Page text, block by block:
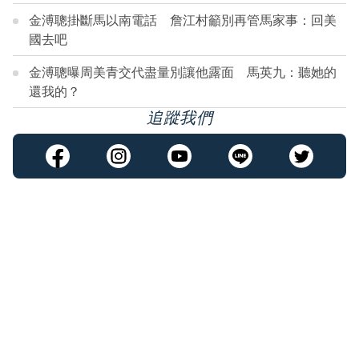
金溥聰掛斷馬以南電話 詹江村籲別再管馬家事：回美
國去吧
金溥聰曝周美青交代盡量別讓他露面 馬英九：聽她的
還我的？
追蹤我們